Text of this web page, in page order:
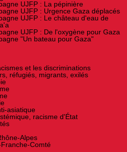
UJFP : La pépinière
UJFP : Urgence Gaza déplacés
UJFP : Le château d'eau de
UJFP : De l'oxygène pour Gaza
"Un bateau pour Gaza"
et les discriminations
réfugiés, migrants, exilés
asiatique
racisme d'État
Alpes
Comté